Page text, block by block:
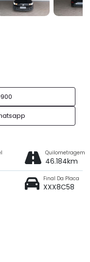
Quilometragem
46.184km
Final Da Placa
XXX8C58